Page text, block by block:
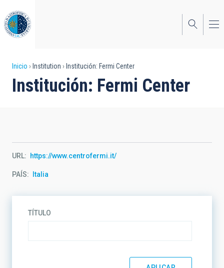
al
contenido
principal
Sobrescribir
enlaces
a
la
navegación
Inicio Institution Institución: Fermi Center
Institución: Fermi Center
URL https://www.centrofermi.it/
PAÍS Italia
TÍTULO